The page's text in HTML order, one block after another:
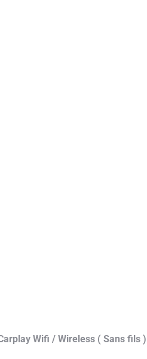
Wifi / Wireless ( Sans fils